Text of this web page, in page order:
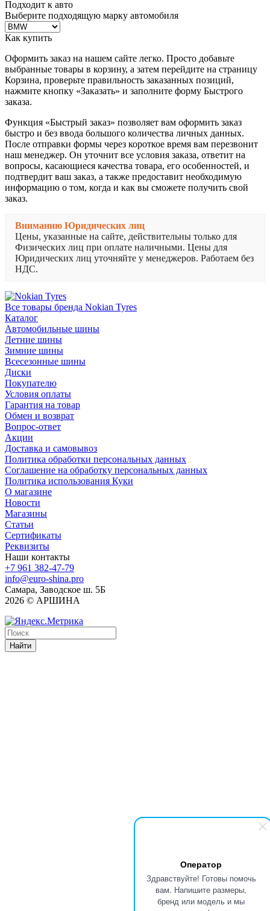
Оператор
Здравствуйте! Готовы помочь
вам. Напишите размеры,
бренд или модель и мы
Подходит к авто
Выберите подходящую марку автомобиля
Как купить
Оформить заказ на нашем сайте легко. Просто добавьте
выбранные товары в корзину, а затем перейдите на страницу
Корзина, проверьте правильность заказанных позиций,
нажмите кнопку «Заказать» и заполните форму Быстрого
заказа.
Функция «Быстрый заказ» позволяет вам оформить заказ
быстро и без ввода большого количества личных данных.
После отправки формы через короткое время вам перезвонит
наш менеджер. Он уточнит все условия заказа, ответит на
вопросы, касающиеся качества товара, его особенностей, и
подтвердит ваш заказ, а также предоставит необходимую
информацию о том, когда и как вы сможете получить свой
заказ.
Вниманию Юридических лиц
Цены, указанные на сайте, действительны только для
Физических лиц при оплате наличными. Цены для
Юридических лиц уточняйте у менеджеров. Работаем без
НДС.
Все товары бренда Nokian Tyres
Каталог
Автомобильные шины
Летние шины
Зимние шины
Всесезонные шины
Диски
Покупателю
Условия оплаты
Гарантия на товар
Обмен и возврат
Вопрос-ответ
Акции
Доставка и самовывоз
Политика обработки персональных данных
Соглашение на обработку персональных данных
Политика использования Куки
О магазине
Новости
Магазины
Статьи
Сертификаты
Реквизиты
Наши контакты
+7 961 382-47-79
info@euro-shina.pro
Самара, Заводское ш. 5Б
2026 © АРШИНА
Найти